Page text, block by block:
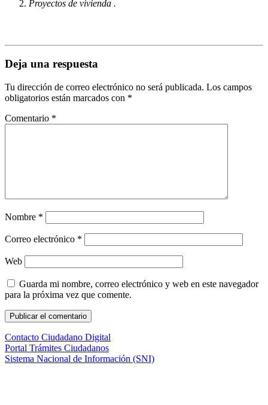
Proyectos de vivienda .
Deja una respuesta
Tu dirección de correo electrónico no será publicada. Los campos
obligatorios están marcados con *
Comentario *
Nombre *
Correo electrónico *
Web
Guarda mi nombre, correo electrónico y web en este navegador
para la próxima vez que comente.
Contacto Ciudadano Digital
Portal Trámites Ciudadanos
Sistema Nacional de Información (SNI)